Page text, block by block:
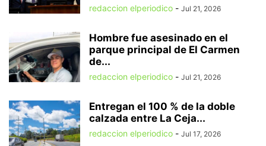
redaccion elperiodico - Jul 21, 2026
Hombre fue asesinado en el
parque principal de El Carmen
de...
redaccion elperiodico - Jul 21, 2026
Entregan el 100 % de la doble
calzada entre La Ceja...
redaccion elperiodico - Jul 17, 2026